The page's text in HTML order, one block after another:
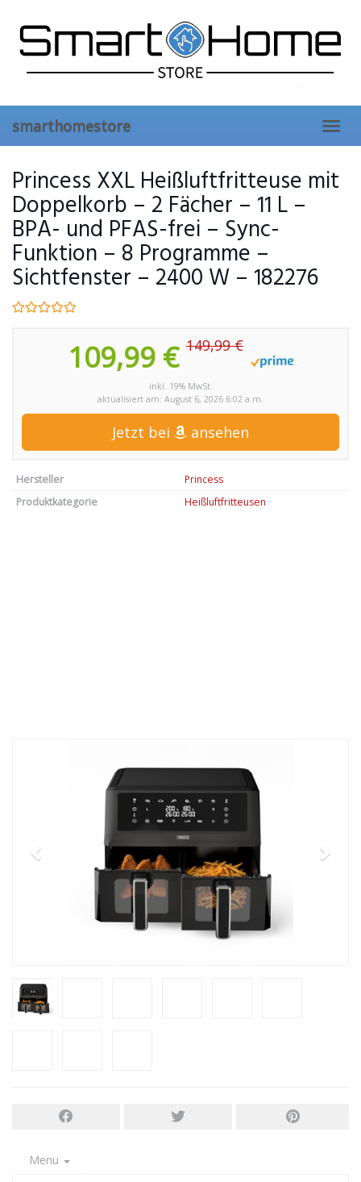
main
content
smarthomestore
Princess XXL Heißluftfritteuse mit
Doppelkorb – 2 Fächer – 11 L –
BPA- und PFAS-frei – Sync-
Funktion – 8 Programme –
Sichtfenster – 2400 W – 182276
109,99 € 149,99 €
inkl. 19% MwSt.
aktualisiert am: August 6, 2026 6:02 a.m.
Jetzt bei ansehen
Hersteller
Princess
Produktkategorie
Heißluftfritteusen
Menu